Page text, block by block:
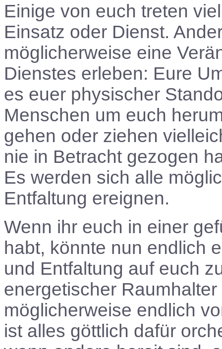
Einige von euch treten
Einsatz oder Dienst.
möglicherweise eine
Dienstes erleben: Eure
es euer physischer
Menschen um euch
gehen oder ziehen
nie in Betracht gezogen
Es werden sich alle
Entfaltung ereignen.
Wenn ihr euch in einer
habt, könnte nun endlich
und Entfaltung auf euch
energetischer
möglicherweise endlich
ist alles göttlich dafür